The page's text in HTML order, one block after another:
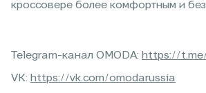
кроссовере более комфортным и
Telegram-канал OMODA: https://
VK: https://vk.com/omodarussia